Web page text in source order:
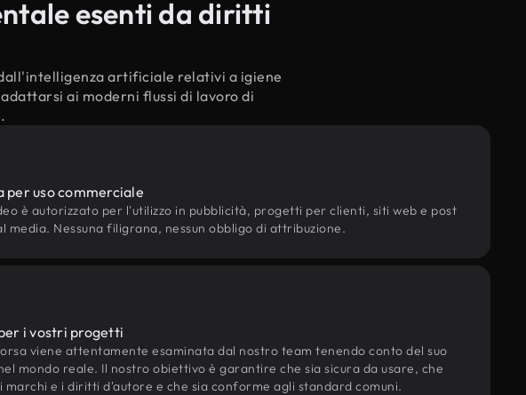
esenti da diritti
artificiale relativi a igiene
ai moderni flussi di lavoro di
per uso commerciale
è autorizzato per l'utilizzo in pubblicità, progetti per clienti, siti web e post
media. Nessuna filigrana, nessun obbligo di attribuzione.
i vostri progetti
viene attentamente esaminata dal nostro team tenendo conto del suo
mondo reale. Il nostro obiettivo è garantire che sia sicura da usare, che
marchi e i diritti d'autore e che sia conforme agli standard comuni.